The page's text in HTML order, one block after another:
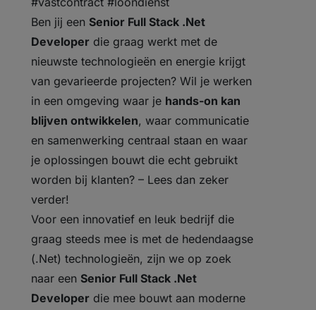
Ben jij een Senior Full Stack .Net
Developer die graag werkt met de
nieuwste technologieën en energie krijgt
van gevarieerde projecten? Wil je werken
in een omgeving waar je hands-on kan
blijven ontwikkelen, waar communicatie
en samenwerking centraal staan en waar
je oplossingen bouwt die echt gebruikt
worden bij klanten? – Lees dan zeker
verder!
Voor een innovatief en leuk bedrijf die
graag steeds mee is met de hedendaagse
(.Net) technologieën, zijn we op zoek
naar een Senior Full Stack .Net
Developer die mee bouwt aan moderne